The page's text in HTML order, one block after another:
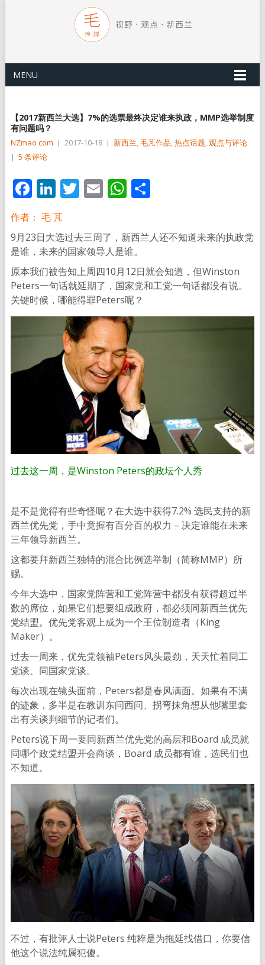
MENU
【2017新西兰大选】7%的选票最终决定谁来执政，MMP选举制度
有问题吗？
NZmao com | 2017-10-18 | 新西兰,毛芃作品,热点话题,观点与评论
| 5 条评论
Facebook
LinkedIn
Twitter
EmailWhatsApp
分
作者： 毛 芃
9月23日大选过去三周了，新西兰人还不知道未来的执政党
是谁，未来的国家领导人是谁。
原本我们被告知上周四10月12日就会知道，但Winston
Peters一句话就延期了，国家党和工党一句话都没有说。
关键时候，哪能得罪Peters呢？
过去这一周，是Winston Peters的政坛个人秀
是不是觉得有些奇怪呢？在大选中获得7.2% 选民支持的新
西兰优先党，手中竟握有百分百的权力 – 决定谁能在未来
三年领导新西兰。
这都要拜新西兰独特的混合比例选举制（简称MMP）所
赐。
今年大选中，国家党阵营和工党阵营中都没有获得超过半
数的席位，如果它们想要组成政府，都必须同新西兰优先
党结盟。优先党客观上成为一个王位制造者（King
Maker）。
过去一周来，优先党领袖Peters风头最劲，天天忙着同工
党谈、同国家党谈。
每次出现在镜头面前，Peters都是春风满面。如果有不满
的迹象，多半是在教训东问西问、拐弯抹角想从他嘴里套
出有关谈判细节的记者们。
Peters说下周一要同新西兰优先党的高层和Board 成员就
同哪个政党结盟开会商谈，Board 成员都有谁，选民们也
不知道。
不过，有批评人士说Peters 纯粹是为拖延找借口，你要信
他这个说法纯属犯傻。